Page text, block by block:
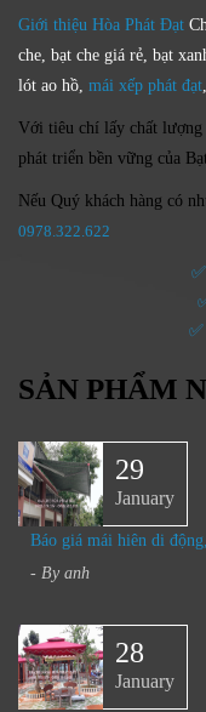
Giới thiệu Hòa Phát Đạt
che, bạt che giá rẻ, bạt
lót ao hồ, mái xếp phát đạt
Với tiêu chí lấy chất lượng
phát triển bền vững của
Nếu Quý khách hàng có
0978.322.622
SẢN PHẨM
29
January
Báo giá mái hiên di
- By anh
28
January